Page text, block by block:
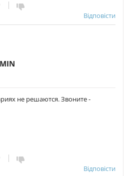
Відповісти
не решаются. Звоните -
Відповісти